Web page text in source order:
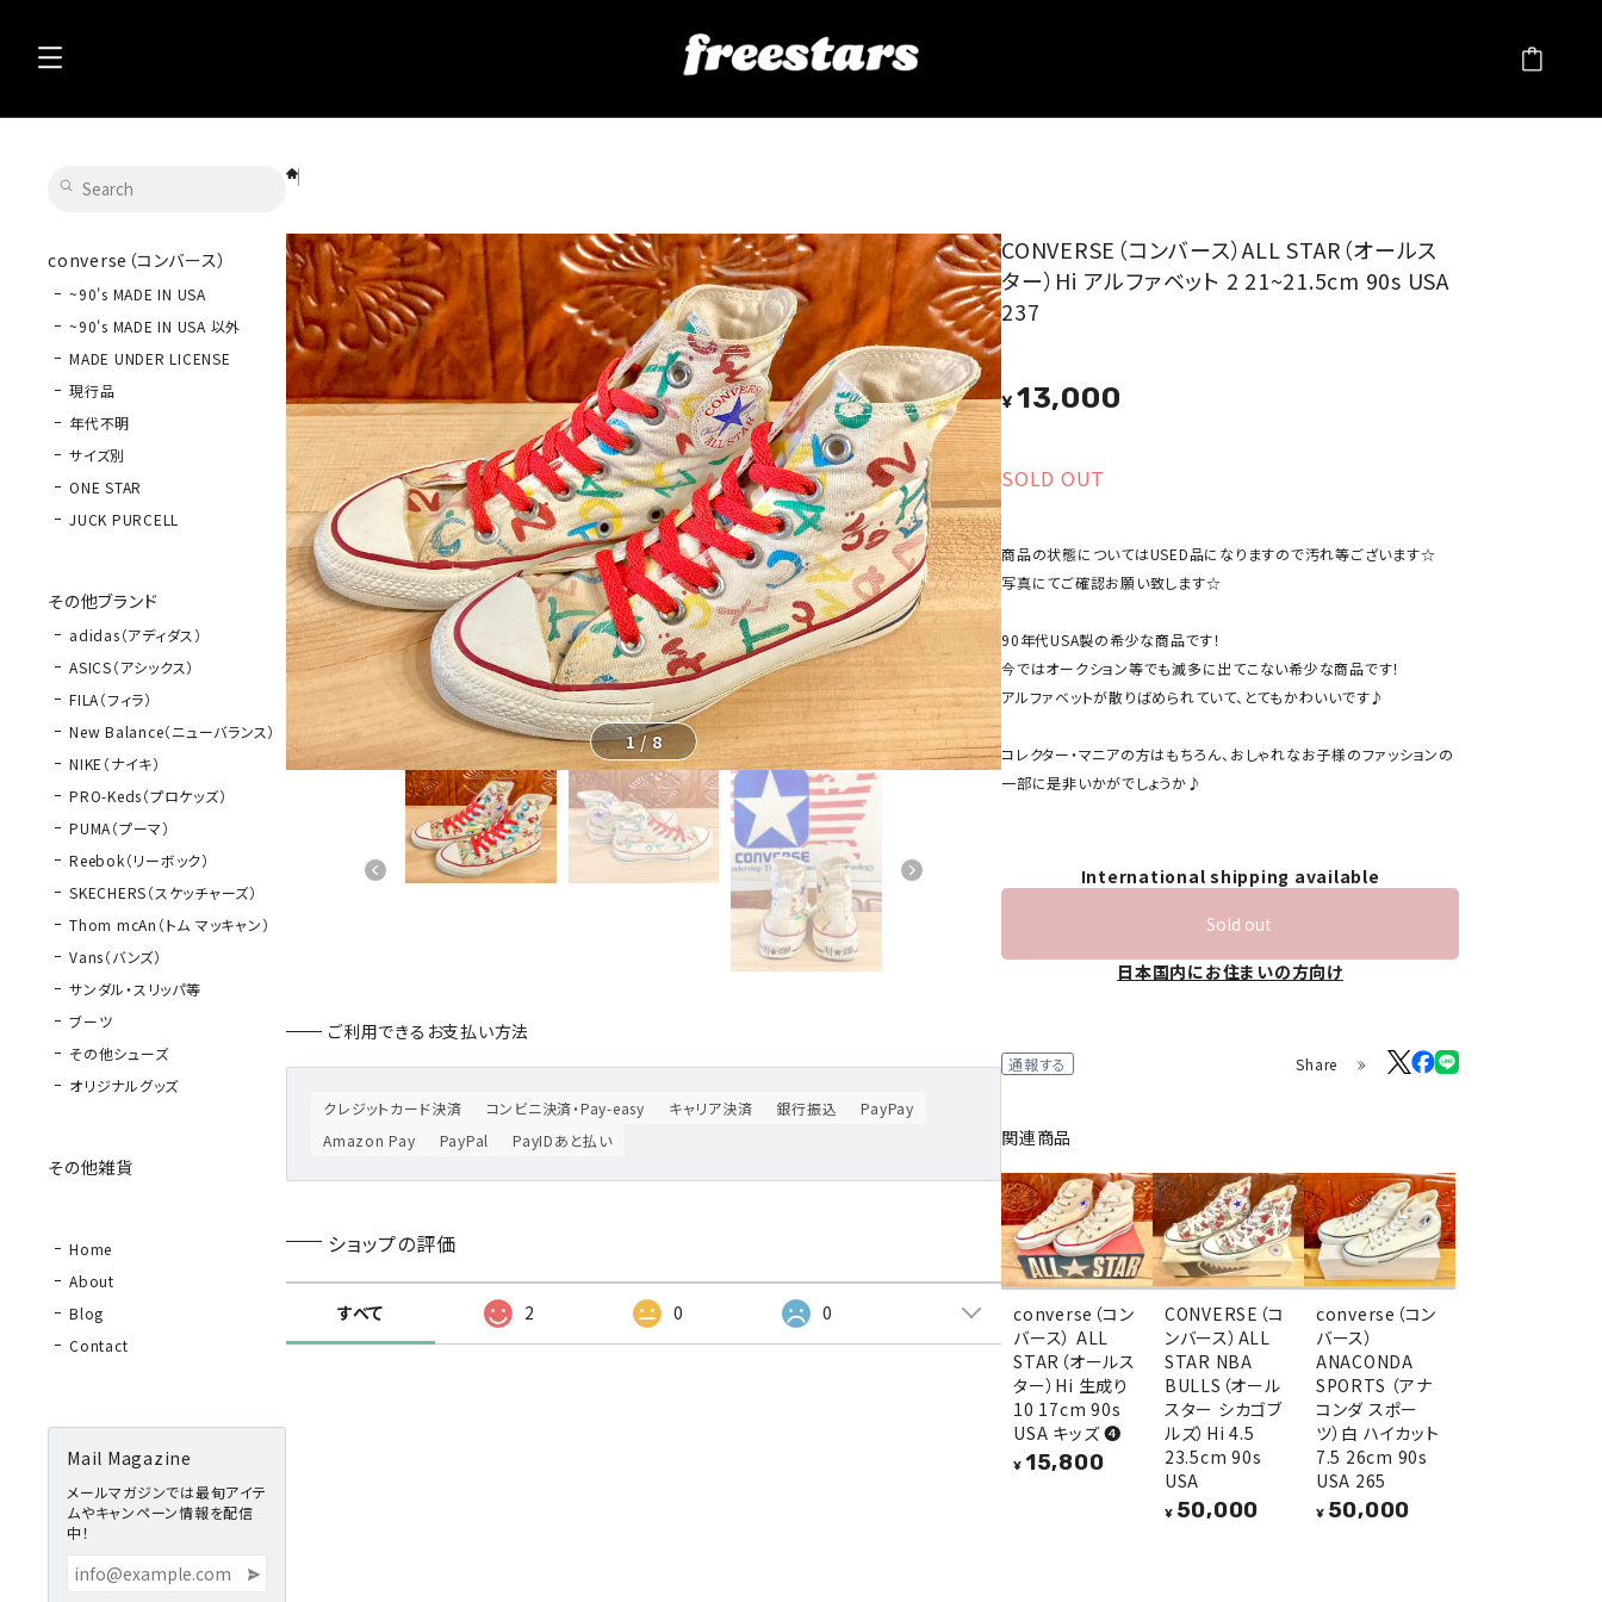
converse（コンバース）
~90's MADE IN USA
~90's MADE IN USA 以外
MADE UNDER LICENSE
現行品
年代不明
サイズ別
ONE STAR
JUCK PURCELL
その他ブランド
adidas（アディダス）
ASICS（アシックス）
FILA（フィラ）
New Balance（ニューバランス）
NIKE（ナイキ）
PRO-Keds（プロケッズ）
PUMA（プーマ）
Reebok（リーボック）
SKECHERS（スケッチャーズ）
Thom mcAn（トム マッキャン）
Vans（バンズ）
サンダル・スリッパ等
ブーツ
その他シューズ
オリジナルグッズ
その他雑貨
Home
About
Blog
Contact
Mail Magazine
メールマガジンでは最旬アイテ
ムやキャンペーン情報を配信
中！
1/8
ご利用できるお支払い方法
クレジットカード決済 コンビニ決済・Pay-easy キャリア決済 銀行振込
PayPay
Amazon Pay
PayPal PayIDあと払い
ショップの評価
すべて 2 0 0
CONVERSE（コンバース）ALL STAR（オールス
ター）Hi アルファベット 2 21~21.5cm 90s USA
237
¥13,000
SOLD OUT
商品の状態についてはUSED品になりますので汚れ等ございます☆
写真にてご確認お願い致します☆
90年代USA製の希少な商品です！
今ではオークション等でも滅多に出てこない希少な商品です！
アルファベットが散りばめられていて、とてもかわいいです♪
コレクター・マニアの方はもちろん、おしゃれなお子様のファッションの
一部に是非いかがでしょうか♪
International shipping available
Sold out
日本国内にお住まいの方向け
通報する Share
関連商品
converse（コン
バース） ALL
STAR（オールス
ター）Hi 生成り
10 17cm 90s
USA キッズ ❹
¥ 15,800
CONVERSE（コ
ンバース）ALL
STAR NBA
BULLS（オール
スター シカゴブ
ルズ）Hi 4.5
23.5cm 90s
USA
¥ 50,000
converse（コン
バース）
ANACONDA
SPORTS （アナ
コンダ スポー
ツ）白 ハイカット
7.5 26cm 90s
USA 265
¥ 50,000